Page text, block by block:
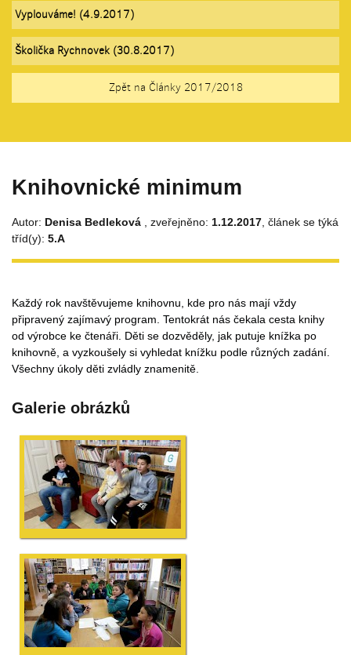
Vyplouváme! (4.9.2017)
Školička Rychnovek (30.8.2017)
Zpět na Články 2017/2018
Knihovnické minimum
Autor: Denisa Bedleková , zveřejněno: 1.12.2017 , článek se týká
tříd(y): 5.A
Každý rok navštěvujeme knihovnu, kde pro nás mají vždy
připravený zajímavý program. Tentokrát nás čekala cesta knihy
od výrobce ke čtenáři. Děti se dozvěděly, jak putuje knížka po
knihovně, a vyzkoušely si vyhledat knížku podle různých zadání.
Všechny úkoly děti zvládly znamenitě.
Galerie obrázků